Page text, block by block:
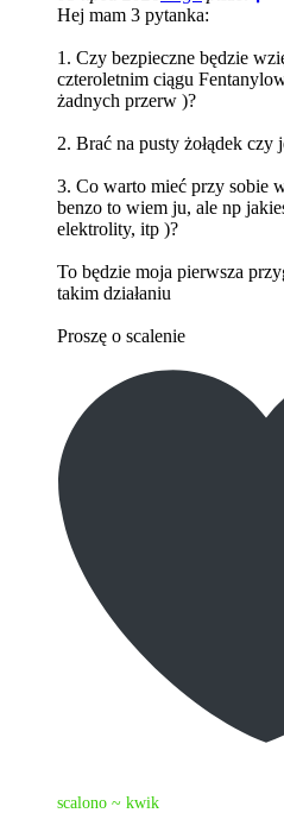
Hej mam 3 pytanka:
1. Czy bezpieczne będzie
czteroletnim ciągu
żadnych przerw )?
2. Brać na pusty żołądek czy
3. Co warto mieć przy sobie
benzo to wiem ju, ale np
elektrolity, itp )?
To będzie moja pierwsza
takim działaniu
Proszę o scalenie
scalono ~ kwik